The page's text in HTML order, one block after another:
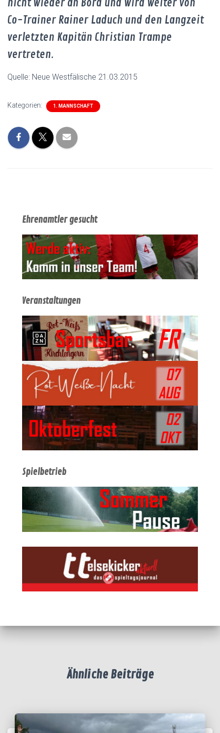
nicht wieder an Bord und wird weiter von
Co-Trainer Rainer Laduch und den Langzeit
verletzten Kapitän Christian Trampe
vertreten.
Quelle: Neue Westfälische 21.03.2015
Kategorien: 1. MANNSCHAFT
Ehrenamtler gesucht
Veranstaltungen
Spielbetrieb
Ähnliche Beiträge